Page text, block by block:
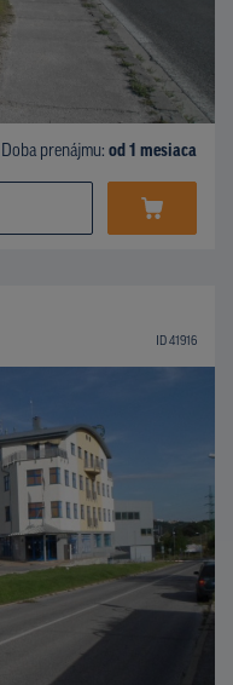
Doba prenájmu: od 1 mesiaca
ID 41916